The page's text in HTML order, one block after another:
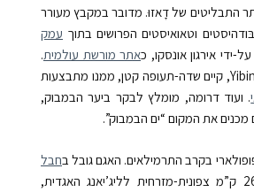
התבליטים של דָאזוּ. מדובר במקבץ מעורר
וטאואיסטים הפרושים בתוך עמק
ידי אירגון אונסקו, כאתר מורשת עולמית.
Yibin, קיים שדה-תעופה קטן, ממנו מתבצעות
. ועוד דרומה, מומלץ לבקר ביער הבמבוק,
מכנים את המקום “ים הבמבוק”.
בקרב התרמילאים. האגם גובל בחבל
ק”מצפונית-מזרחית לליג’יאנג האגדית,